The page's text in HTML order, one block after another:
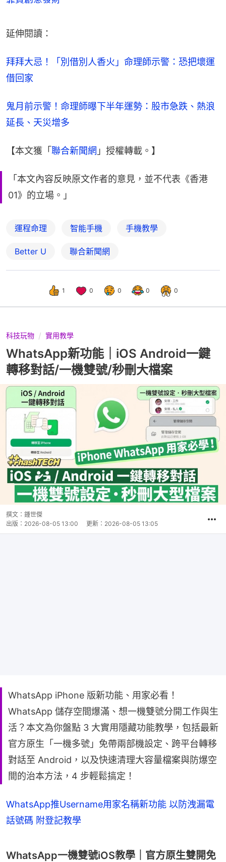
延伸閱讀：
拜拜大忌！「別借別人香火」命理師示警：恐把壞運
借回家
鬼月前示警！命理師曝下半年運勢：股市急跌、熱浪
延長、天災增多
【本文獲「 聯合新聞網 」授權轉載。】
「本文內容反映原文作者的意見，並不代表《香港
01》的立場。」
運程命理 智能手機 手機教學
Better U 聯合新聞網
1 0 0 0 0
科技玩物 實用教學
WhatsApp新功能｜iOS Android一鍵
轉移對話/一機雙號/秒刪大檔案
撰文： 鍾世傑
出版： 2026-08-05 13:00 更新： 2026-08-05 13:05
WhatsApp iPhone 版新功能、用家必看！
WhatsApp 儲存空間爆滿、想一機雙號分開工作與生
活？本文為你盤點 3 大實用隱藏功能教學，包括最新
官方原生「一機多號」免帶兩部機設定、跨平台轉移
對話至 Android，以及快速清理大容量檔案與防爆空
間的治本方法，4 步輕鬆搞定！
WhatsApp推Username用家名稱新功能 以防洩漏電
話號碼 附登記教學
WhatsApp一機雙號iOS教學｜官方原生雙開免